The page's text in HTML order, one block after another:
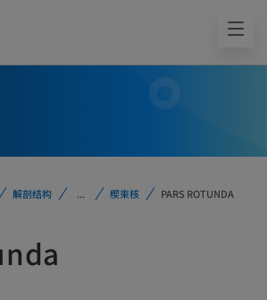
解剖结构 ... 楔束核 PARS ROTUNDA